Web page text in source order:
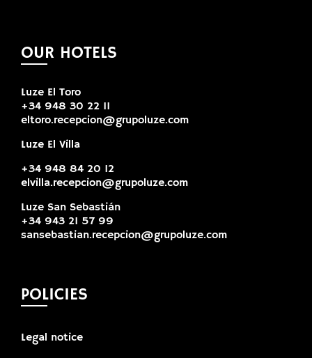
OUR HOTELS
Luze El Toro
+34 948 30 22 11
eltoro.recepcion@grupoluze.com
Luze El Villa
+34 948 84 20 12
elvilla.recepcion@grupoluze.com
Luze San Sebastián
+34 943 21 57 99
sansebastian.recepcion@grupoluze.com
POLICIES
Legal notice